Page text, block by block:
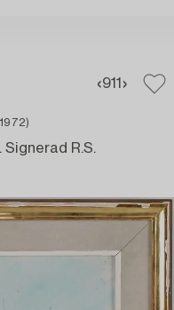
911
Signerad R.S.